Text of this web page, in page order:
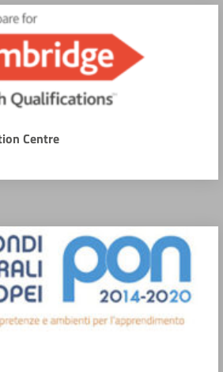
Centre